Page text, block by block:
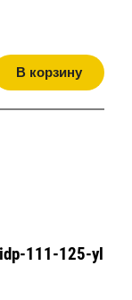
В корзину
111-125-yl